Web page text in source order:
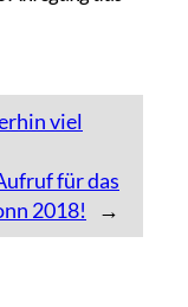
viel
für das
2018!
→